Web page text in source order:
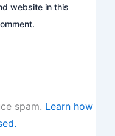
website in this
spam. Learn how